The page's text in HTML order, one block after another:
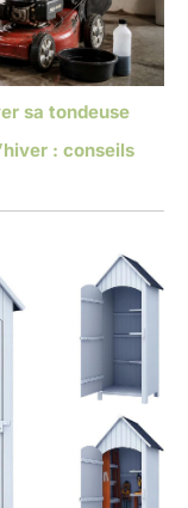
sa tondeuse
: conseils